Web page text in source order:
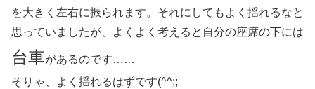
を大きく左右に振られます。それにしてもよく揺れるなと
思っていましたが、よくよく考えると自分の座席の下には
台車があるのです……
そりゃ、よく揺れるはずです(^^;;